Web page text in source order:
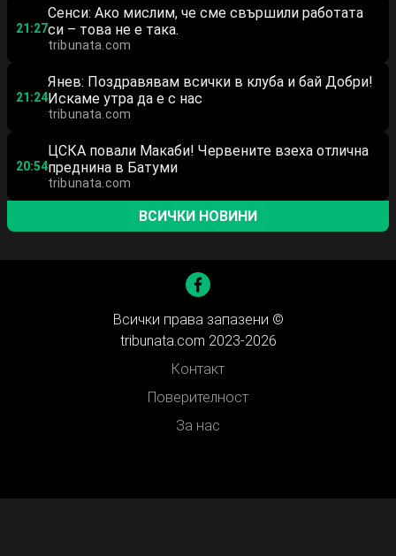
21:27
Сенси: Ако мислим, че сме свършили работата
си – това не е така.
tribunata.com
21:24
Янев: Поздравявам всички в клуба и бай Добри!
Искаме утра да е с нас
tribunata.com
20:54
ЦСКА повали Макаби! Червените взеха отлична
преднина в Батуми
tribunata.com
ВСИЧКИ НОВИНИ
Всички права запазени ©
tribunata.com 2023-2026
Контакт
Поверителност
За нас